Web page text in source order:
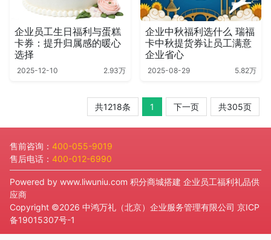
企业员工生日福利与蛋糕
卡券：提升归属感的暖心
选择
2025-12-10 2.93万
企业中秋福利选什么 瑞福
卡中秋提货券让员工满意
企业省心
2025-08-29 5.82万
共1218条 1 下一页 共305页
售前咨询： 400-055-9019
售后电话： 400-012-6990
Powered by www.liwuniu.com 积分商城搭建 企业员工福利礼品供
应商
Copyright ©2026 中鸿万礼（北京）企业服务管理有限公司 京ICP
备19015307号-1